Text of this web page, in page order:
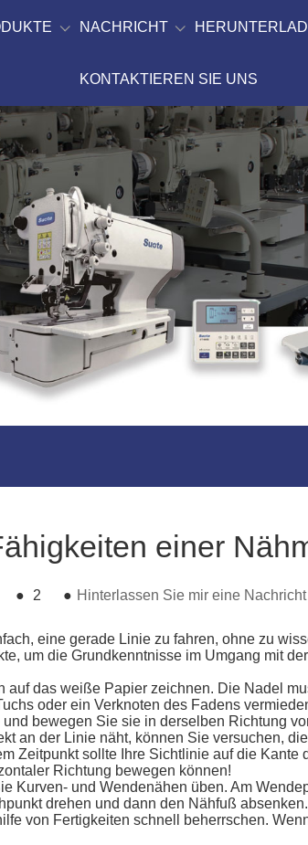
NACHRICHT
KONTAKTIEREN SIE UNS
einer
● 2 ● Hinterlassen Sie mir eine Nachricht
eine gerade Linie zu fahren, ohne zu
um die Grundkenntnisse im Umgang mit
das weiße Papier zeichnen. Die Nadel
oder ein Verknoten des Fadens
bewegen Sie sie in derselben Richtung
an der Linie näht, können Sie versuchen,
Zeitpunkt sollte Ihre Sichtlinie auf die
Richtung bewegen können!
und Wendenähen üben. Am
drehen und dann den Nähfuß
von Fertigkeiten schnell beherrschen.